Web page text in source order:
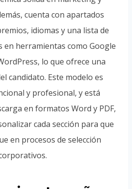
cuenta con apartados
idiomas y una lista de
en herramientas como Google
lo que ofrece una
candidato. Este modelo es
y profesional, y está
en formatos Word y PDF,
cada sección para que
en procesos de selección